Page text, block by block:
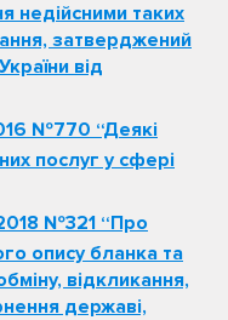
недійсними таких
затверджений
від
№770 “Деякі
послуг у сфері
№321 “Про
опису бланка та
відкликання,
державі,